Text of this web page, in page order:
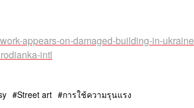
appears-on-damaged-building-in-ukraine
intl
Street art การใช้ความรุนแรง